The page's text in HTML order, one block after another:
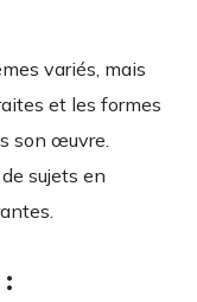
variés, mais
et les formes
son œuvre.
sujets en